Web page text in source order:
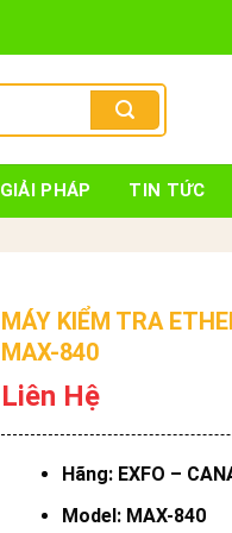
GIẢI PHÁP TIN TỨC
MÁY KIỂM TRA
MAX-840
Liên Hệ
Hãng: EXFO –
Model: MAX-840